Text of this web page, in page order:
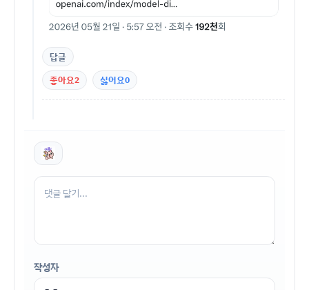
답글
좋아요2 싫어요0
작성자